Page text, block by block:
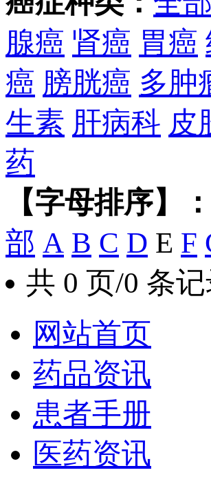
腺癌 肾癌 胃癌
癌 膀胱癌 多肿
生素 肝病科 皮
药
【字母排序】：
部 A B C D E F
共 0 页/0 条
网站首页
药品资讯
患者手册
医药资讯